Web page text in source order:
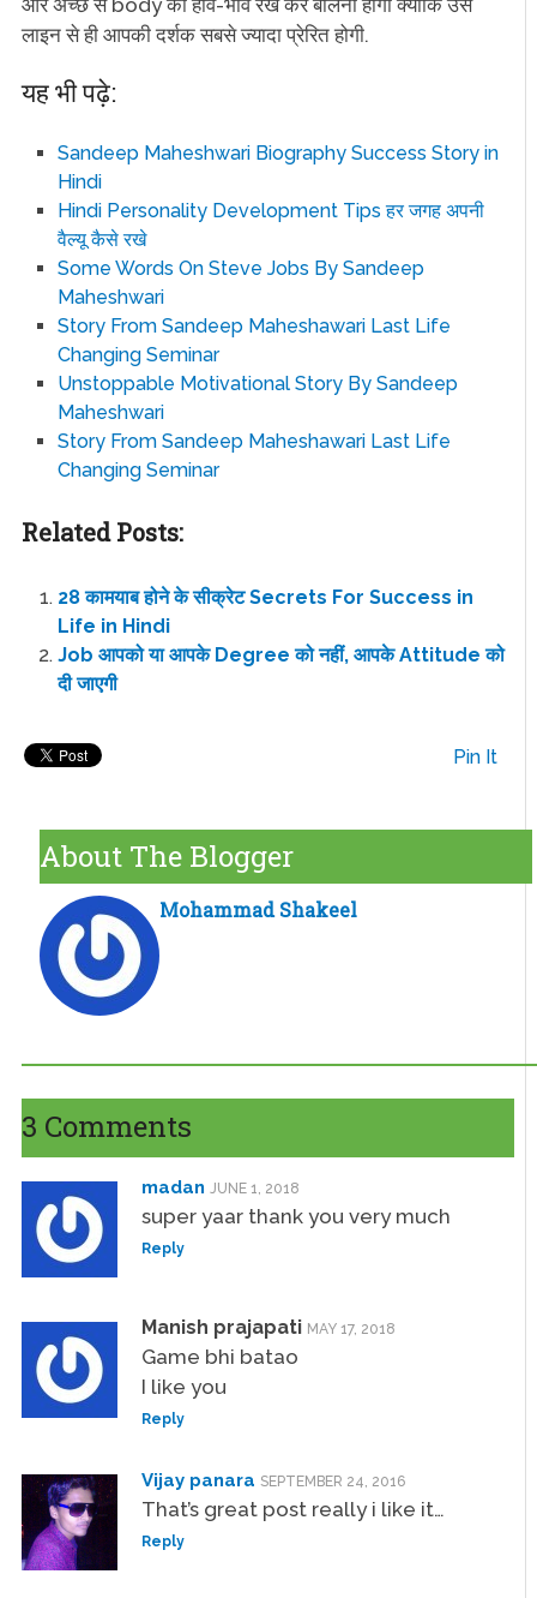
लाइन से ही आपकी दर्शक सबसे ज्यादा प्रेरित होगी.
यह भी पढ़े:
Sandeep Maheshwari Biography Success Story in
Hindi
Hindi Personality Development Tips हर जगह अपनी
वैल्यू कैसे रखे
Some Words On Steve Jobs By Sandeep
Maheshwari
Story From Sandeep Maheshawari Last Life
Changing Seminar
Unstoppable Motivational Story By Sandeep
Maheshwari
Story From Sandeep Maheshawari Last Life
Changing Seminar
Related Posts:
28 कामयाब होने के सीक्रेट Secrets For Success in
Life in Hindi
Job आपको या आपके Degree को नहीं, आपके Attitude को
दी जाएगी
Pin It
About The Blogger
Mohammad Shakeel
3 Comments
madan JUNE 1, 2018
super yaar thank you very much
Reply
Manish prajapati MAY 17, 2018
Game bhi batao
I like you
Reply
Vijay panara SEPTEMBER 24, 2016
That’s great post really i like it…
Reply